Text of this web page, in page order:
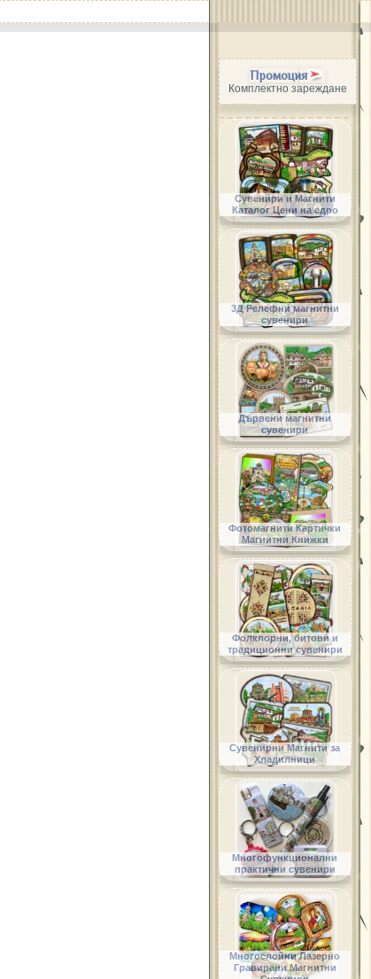
Промоция
Комплектно зареждане
Сувенири и Магнити
Каталог Цени на едро
3Д Релефни магнитни
сувенири
Дървени магнитни
сувенири
Фотомагнити Картички
Магнитни Книжки
Фолклорни, битови и
традиционни сувенири
Сувенирни Магнити за
Хладилници
Многофункционални
практични сувенири
Многослойни Лазерно
Гравирани Магнитни